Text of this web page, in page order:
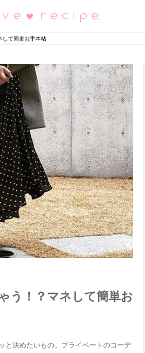
恋愛レシピ
して簡単お手本帖
う！？マネして簡単お
と決めたいもの。プライベートのコーデ